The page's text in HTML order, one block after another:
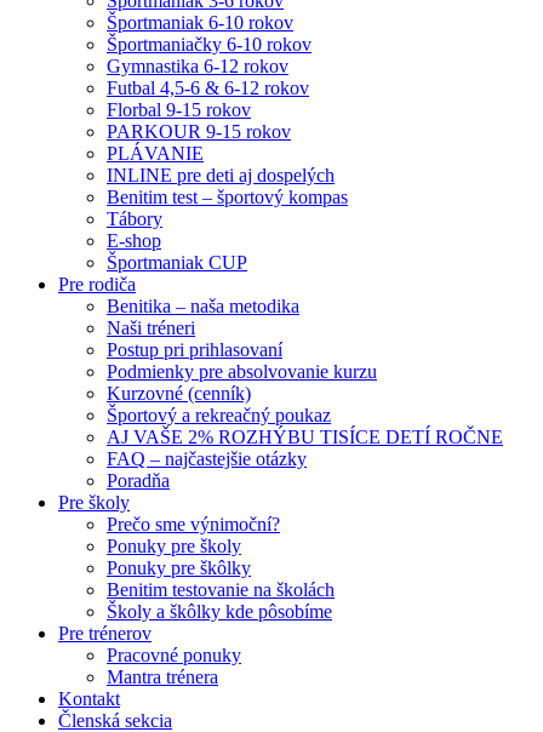
Športmaniak 6-10 rokov
Športmaniačky 6-10 rokov
Gymnastika 6-12 rokov
Futbal 4,5-6 & 6-12 rokov
Florbal 9-15 rokov
PARKOUR 9-15 rokov
PLÁVANIE
INLINE pre deti aj dospelých
Benitim test – športový kompas
Tábory
E-shop
Športmaniak CUP
Pre rodiča
Benitika – naša metodika
Naši tréneri
Postup pri prihlasovaní
Podmienky pre absolvovanie kurzu
Kurzovné (cenník)
Športový a rekreačný poukaz
AJ VAŠE 2% ROZHÝBU TISÍCE DETÍ ROČNE
FAQ – najčastejšie otázky
Poradňa
Pre školy
Prečo sme výnimoční?
Ponuky pre školy
Ponuky pre škôlky
Benitim testovanie na školách
Školy a škôlky kde pôsobíme
Pre trénerov
Pracovné ponuky
Mantra trénera
Kontakt
Členská sekcia